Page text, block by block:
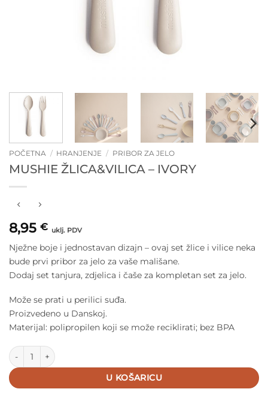
POČETNA / HRANJENJE / PRIBOR ZA JELO
MUSHIE ŽLICA&VILICA – IVORY
8,95 € uklj. PDV
Nježne boje i jednostavan dizajn – ovaj set žlice i vilice neka
bude prvi pribor za jelo za vaše mališane.
Dodaj set tanjura, zdjelica i čaše za kompletan set za jelo.
Može se prati u perilici suđa.
Proizvedeno u Danskoj.
Materijal: polipropilen koji se može reciklirati; bez BPA
Mushie žlica&vilica – Ivory količina
U KOŠARICU